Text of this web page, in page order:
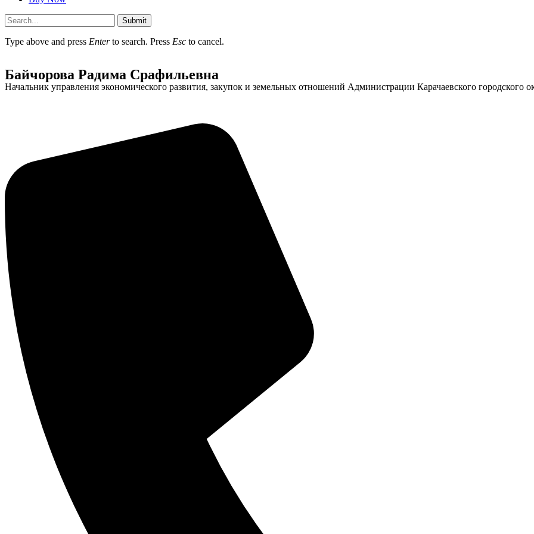
Submit
Type above and press Enterto search. Press Esc to cancel.
Байчорова Радима Срафильевна
Начальник управления экономического развития, закупок и земельных отношений Администрации Карачаевского городского